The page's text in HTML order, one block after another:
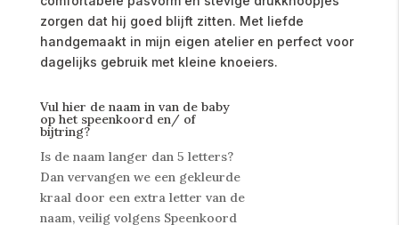
zorgen dat hij goed blijft zitten. Met liefde
handgemaakt in mijn eigen atelier en perfect voor
dagelijks gebruik met kleine knoeiers.
Vul hier de naam in van de baby
op het speenkoord en/ of
bijtring?
Is de naam langer dan 5 letters?
Dan vervangen we een gekleurde
kraal door een extra letter van de
naam, veilig volgens Speenkoord